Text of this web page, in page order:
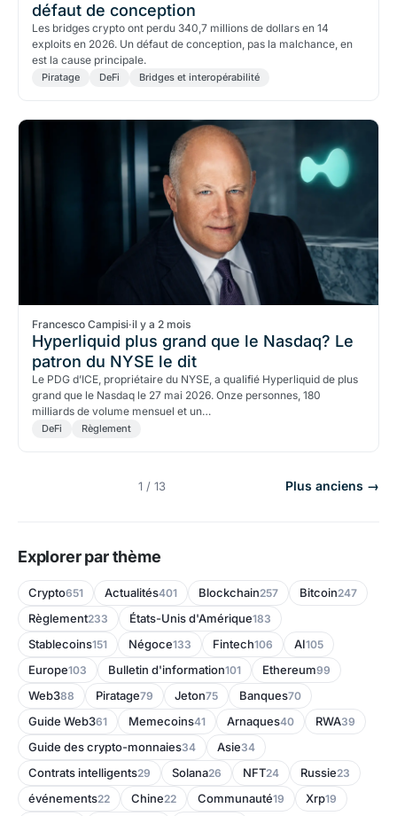
défaut de conception
Les bridges crypto ont perdu 340,7 millions de dollars en 14
exploits en 2026. Un défaut de conception, pas la malchance, en
est la cause principale.
Piratage DeFi Bridges et interopérabilité
Francesco Campisi·il y a 2 mois
Hyperliquid plus grand que le Nasdaq? Le
patron du NYSE le dit
Le PDG d’ICE, propriétaire du NYSE, a qualifié Hyperliquid de plus
grand que le Nasdaq le 27 mai 2026. Onze personnes, 180
milliards de volume mensuel et un…
DeFi Règlement
1 / 13 Plus anciens →
Explorer par thème
Crypto651 Actualités401 Blockchain257 Bitcoin247
Règlement233 États-Unis d'Amérique183
Stablecoins151 Négoce133 Fintech106 AI105
Europe103 Bulletin d'information101 Ethereum99
Web388 Piratage79 Jeton75 Banques70
Guide Web361 Memecoins41 Arnaques40 RWA39
Guide des crypto-monnaies34 Asie34
Contrats intelligents29 Solana26 NFT24 Russie23
événements22 Chine22 Communauté19 Xrp19